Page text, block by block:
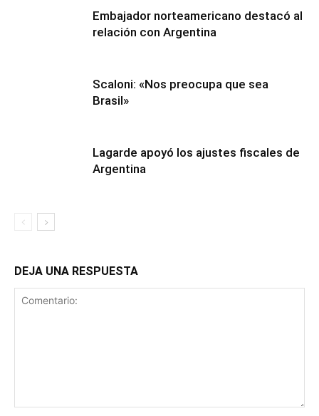
Embajador norteamericano destacó al
relación con Argentina
Scaloni: «Nos preocupa que sea
Brasil»
Lagarde apoyó los ajustes fiscales de
Argentina
DEJA UNA RESPUESTA